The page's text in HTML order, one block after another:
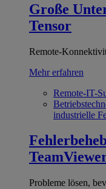
Große
Tensor
Remote-
Mehr erfahren
Remote-IT-
industrielle
Probleme lösen,